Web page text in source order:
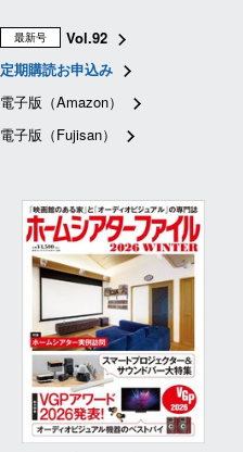
最新号
Vol.92
定期購読お申込み
電子版（Amazon）
電子版（Fujisan）